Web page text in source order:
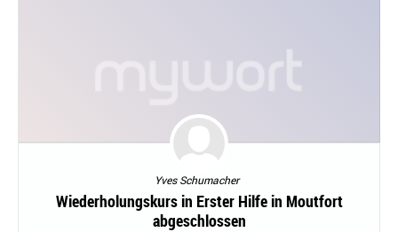
Yves Schumacher
Wiederholungskurs in Erster Hilfe in Moutfort
abgeschlossen